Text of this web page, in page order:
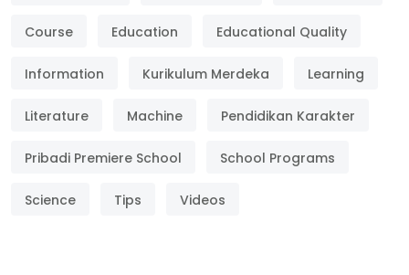
Course Education Educational Quality
Information Kurikulum Merdeka Learning
Literature Machine Pendidikan Karakter
Pribadi Premiere School School Programs
Science Tips Videos